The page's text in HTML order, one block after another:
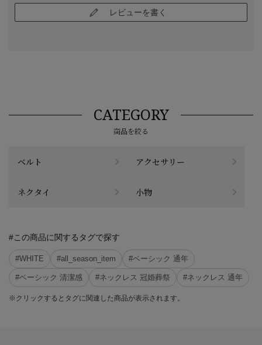
レビューを書く
CATEGORY
商品を絞る
ベルト アクセサリー
ネクタイ 小物
#この商品に関するタグで探す
#WHITE #all_season_item #ベーシック 通年
#ベーシック 清潔感 #ネックレス 冠婚葬祭 #ネックレス 通年
※クリックするとタグに関連した商品が表示されます。